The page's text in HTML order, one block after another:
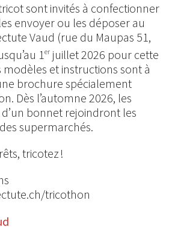
sont invités à confectionner
envoyer ou les déposer au
Vaud (rue du Maupas 51,
1 er juillet 2026 pour cette
modèles et instructions sont à
brochure spécialement
Dès l’automne 2026, les
bonnet rejoindront les
supermarchés.
tricotez !
tricothon